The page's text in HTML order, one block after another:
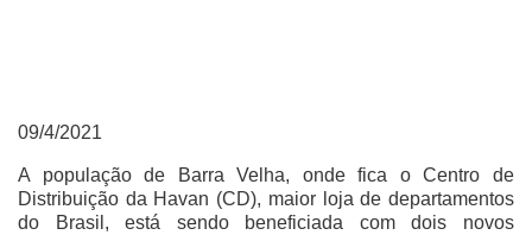
09/4/2021
A população de Barra Velha, onde fica o Centro de
Distribuição da Havan (CD), maior loja de departamentos
do Brasil, está sendo beneficiada com dois novos